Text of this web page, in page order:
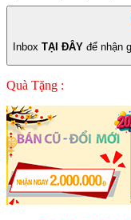
Inbox TẠI ĐÂY để nhận
Quà Tặng :